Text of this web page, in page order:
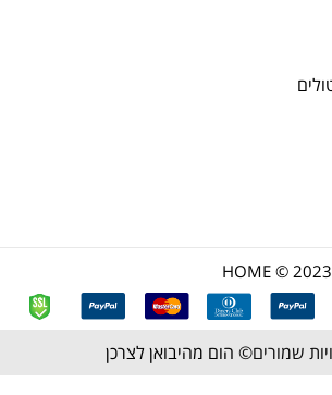
HOME ©
שמורים© הום מהיבואן לצרכן